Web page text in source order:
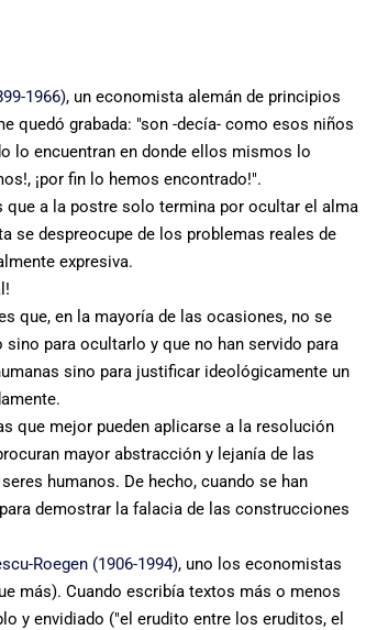
1966), un economista alemán de principios
quedó grabada: "son -decía- como esos niños
lo encuentran en donde ellos mismos lo
¡por fin lo hemos encontrado!".
a la postre solo termina por ocultar el alma
se despreocupe de los problemas reales de
expresiva.
que, en la mayoría de las ocasiones, no se
para ocultarlo y que no han servido para
sino para justificar ideológicamente un
que mejor pueden aplicarse a la resolución
mayor abstracción y lejanía de las
humanos. De hecho, cuando se han
demostrar la falacia de las construcciones
Roegen (1906-1994), uno los economistas
más). Cuando escribía textos más o menos
y envidiado ("el erudito entre los eruditos, el